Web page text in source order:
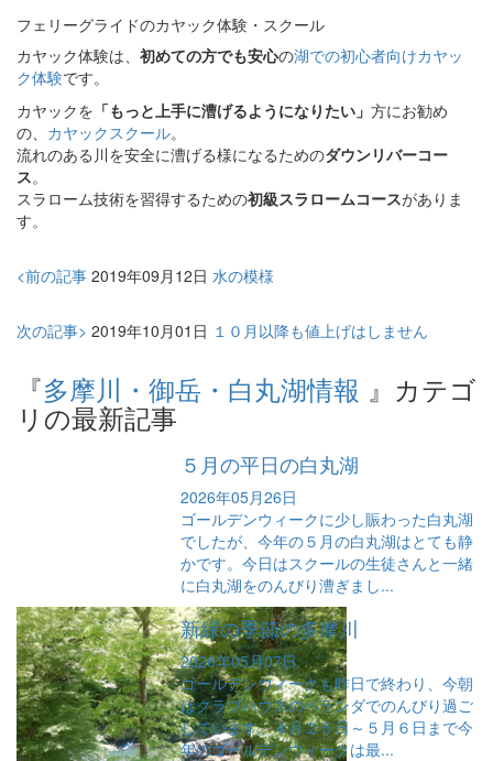
フェリーグライドのカヤック体験・スクール
カヤック体験は、 初めての方でも安心の湖での初心者向けカヤッ
ク体験です。
カヤックを 「もっと上手に漕げるようになりたい」 方にお勧め
の、 カヤックスクール。
流れのある川を安全に漕げる様になるためのダウンリバーコー
ス。
スラローム技術を習得するための初級スラロームコースがありま
す。
<前の記事 2019年09月12日 水の模様
次の記事> 2019年10月01日 １０月以降も値上げはしません
『多摩川・御岳・白丸湖情報 』カテゴ
リの最新記事
５月の平日の白丸湖
2026年05月26日
ゴールデンウィークに少し賑わった白丸湖
でしたが、今年の５月の白丸湖はとても静
かです。今日はスクールの生徒さんと一緒
に白丸湖をのんびり漕ぎまし...
新緑の季節の多摩川
2026年05月07日
ゴールデンウィークも昨日で終わり、今朝
はクラブハウスのベランダでのんびり過ご
しています。４月２５日～５月６日まで今
年のゴールデンウィークは最...